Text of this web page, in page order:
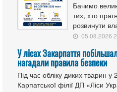
Бачимо
тих, хто
розвинути
05.08.2026
У лісах Закарпаття
нагадали правила безпеки
Під час обліку диких тварин у
Карпатської філії ДП «Ліси